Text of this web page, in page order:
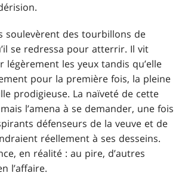
soulevèrent des tourbillons de
se redressa pour atterrir. Il vit
légèrement les yeux tandis qu’elle
pour la première fois, la pleine
prodigieuse. La naïveté de cette
l’amena à se demander, une fois
défenseurs de la veuve et de
réellement à ses desseins.
en réalité : au pire, d’autres
l’affaire.